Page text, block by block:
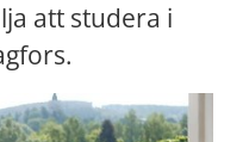
att studera i